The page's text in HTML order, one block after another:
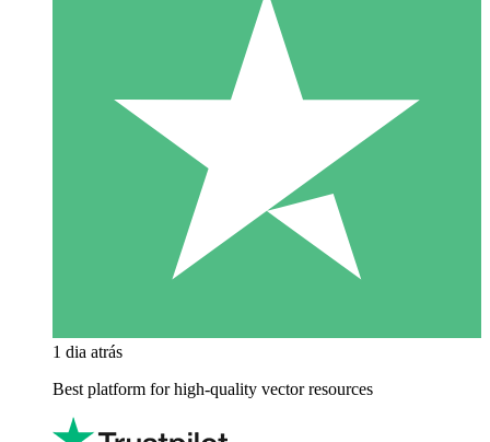
1 dia atrás
Best platform for high-quality vector resources